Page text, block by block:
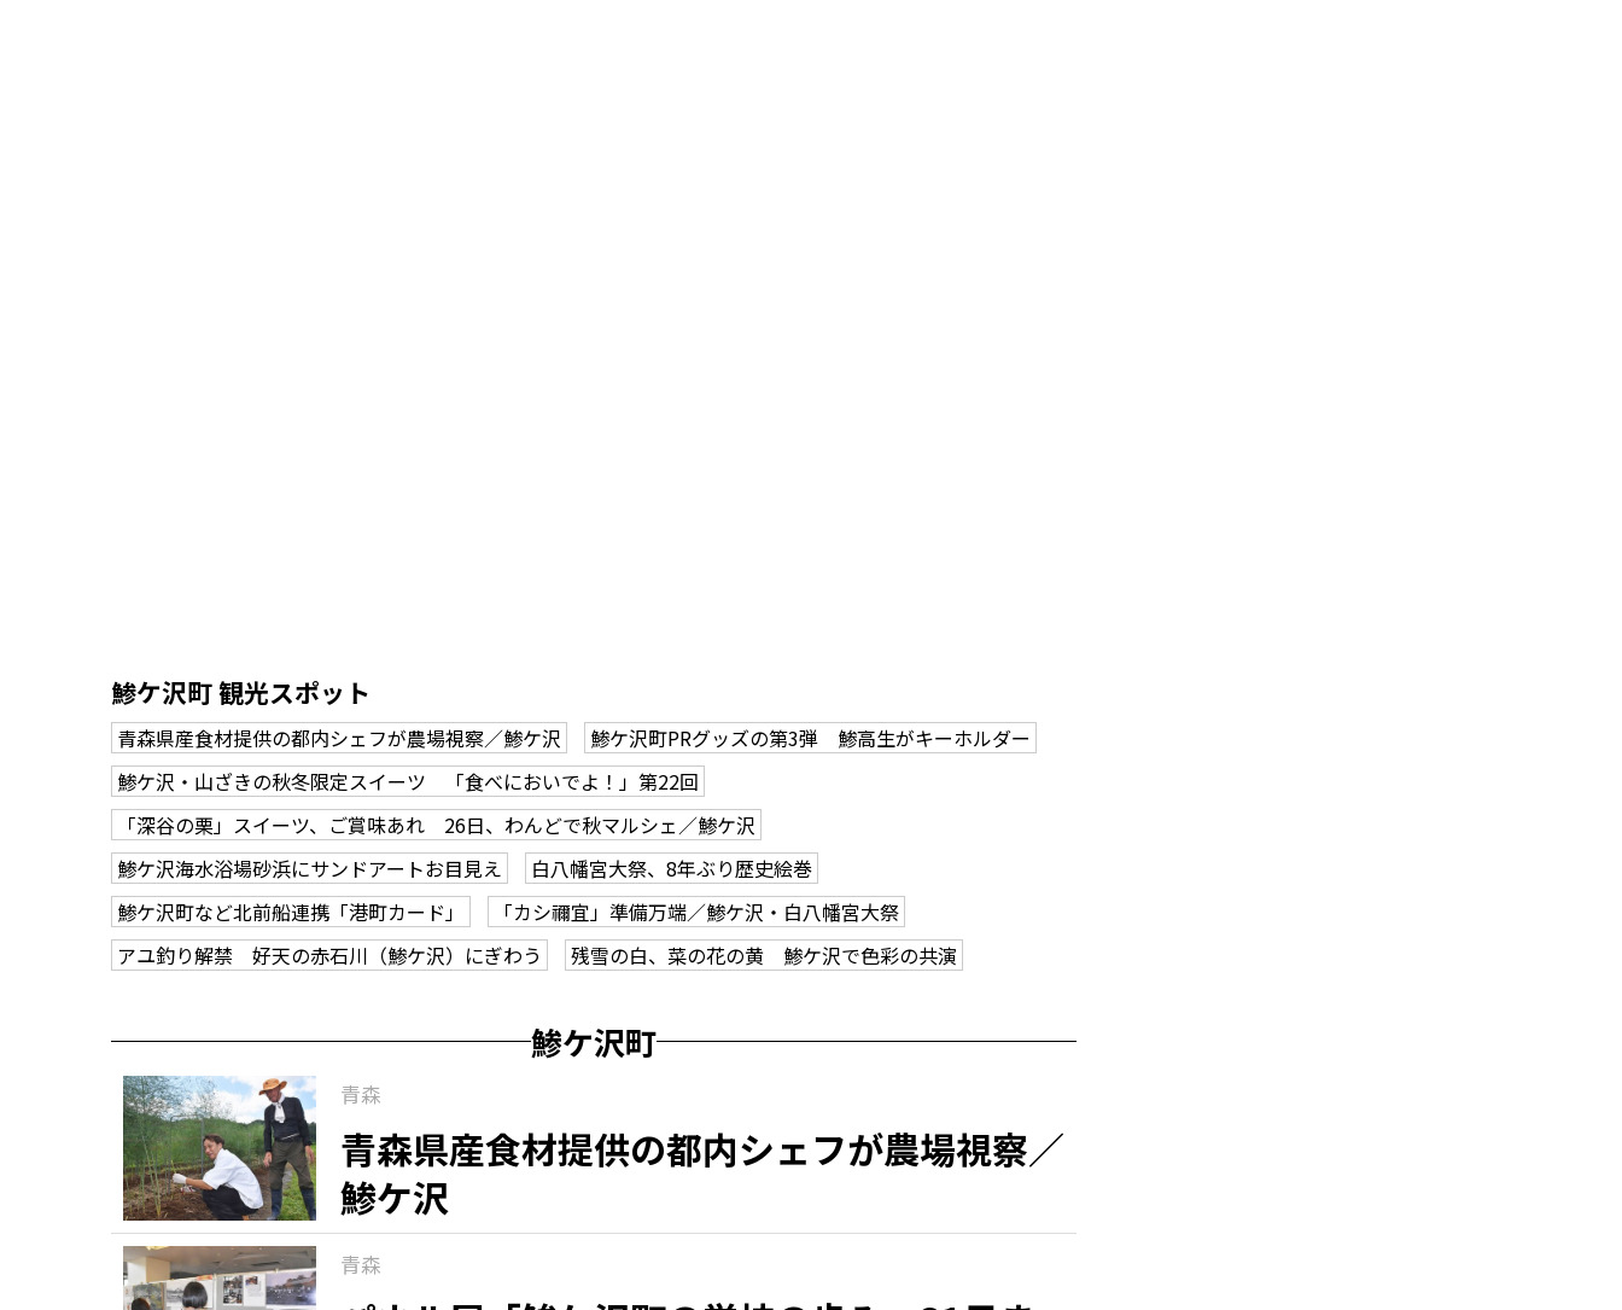
鯵ケ沢町 観光スポット
青森県産食材提供の都内シェフが農場視察／鯵ケ沢
鯵ケ沢町PRグッズの第3弾 鯵高生がキーホルダー
鯵ケ沢・山ざきの秋冬限定スイーツ 「食べにおいでよ！」第22回
「深谷の栗」スイーツ、ご賞味あれ 26日、わんどで秋マルシェ／鯵ケ沢
鯵ケ沢海水浴場砂浜にサンドアートお目見え
白八幡宮大祭、8年ぶり歴史絵巻
鯵ケ沢町など北前船連携「港町カード」
「カシ禰宜」準備万端／鯵ケ沢・白八幡宮大祭
アユ釣り解禁 好天の赤石川（鯵ケ沢）にぎわう
残雪の白、菜の花の黄 鯵ケ沢で色彩の共演
鯵ケ沢町
青森
青森県産食材提供の都内シェフが農場視察／
鯵ケ沢
青森